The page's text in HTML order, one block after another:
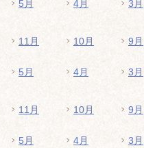
5月 4月 3月
11月 10月 9月
5月 4月 3月
11月 10月 9月
5月 4月 3月